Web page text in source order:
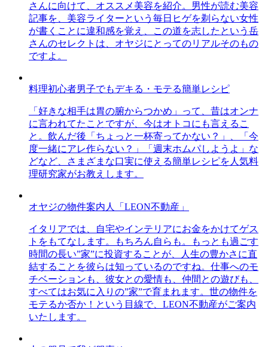
さんに向けて、オススメ美容を紹介。男性が読む美容
記事を、美容ライターという毎日ヒゲを剃らない女性
が書くことに違和感を覚え、この道を志したという岳
さんのセレクトは、オヤジにとってのリアルそのもの
ですよ。
料理初心者男子でもデキる・モテる簡単レシピ
「好きな相手は胃の腑からつかめ」って、昔はオンナ
に言われてたことですが、今はオトコにも言えるこ
と。飲んだ後「ちょっと一杯寄ってかない？」、「今
度一緒にアレ作らない？」「週末ホムパしようよ」な
どなど、さまざまな口実に使える簡単レシピを人気料
理研究家がお教えします。
オヤジの物件案内人「LEON不動産」
イタリアでは、自宅やインテリアにお金をかけてゲス
トをもてなします。もちろん自らも。もっとも過ごす
時間の長い”家”に投資することが、人生の豊かさに直
結することを彼らは知っているのですね。仕事へのモ
チベーションも、彼女との愛情も、仲間との遊びも、
すべてはお気に入りの”家”で育まれます。世の物件を
モテるか否か！という目線で、LEON不動産がご案内
いたします。